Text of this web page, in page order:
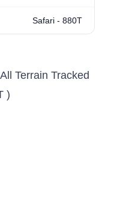
Safari - 880T
Terrain Tracked
)